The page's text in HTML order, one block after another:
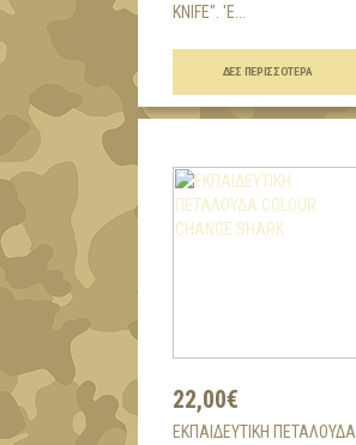
KNIFE". 'Ε...
ΔΕΣ ΠΕΡΙΣΣΌΤΕΡΑ
22,00€
ΕΚΠΑΙΔΕΥΤΙΚΗ ΠΕΤΑΛΟΥΔΑ